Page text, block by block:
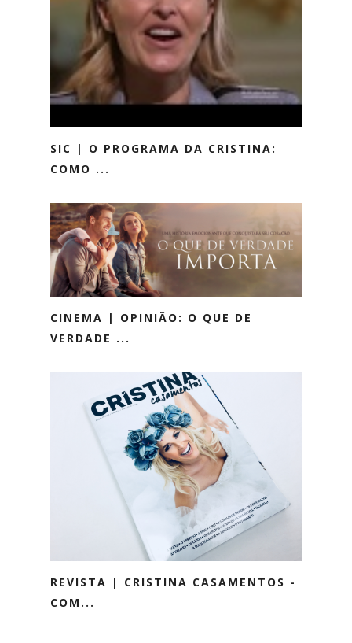
SIC | O PROGRAMA DA CRISTINA:
COMO ...
CINEMA | OPINIÃO: O QUE DE
VERDADE ...
REVISTA | CRISTINA CASAMENTOS -
COM...